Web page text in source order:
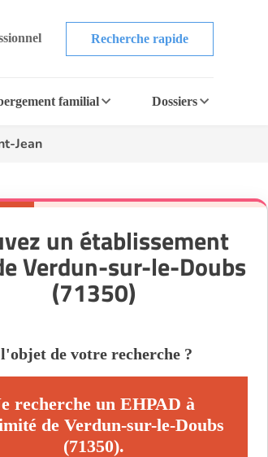
Recherche rapide
familial Dossiers
Jean
un établissement
Verdun-sur-le-Doubs
(71350)
de votre recherche ?
recherche un EHPAD à
de Verdun-sur-le-Doubs
(71350).